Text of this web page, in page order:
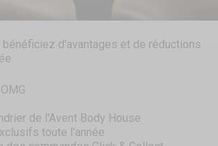
bénéficiez d'avantages et de réductions
de l'Avent Body House
toute l'année